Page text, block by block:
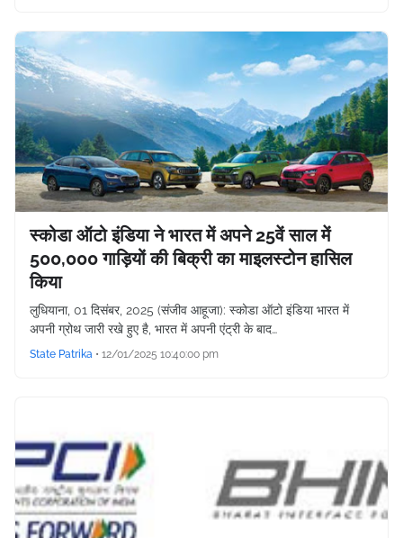
स्कोडा ऑटो इंडिया ने भारत में अपने 25वें साल में
500,000 गाड़ियों की बिक्री का माइलस्टोन हासिल
किया
लुधियाना, 01 दिसंबर, 2025 (संजीव आहूजा): स्कोडा ऑटो इंडिया भारत में
अपनी ग्रोथ जारी रखे हुए है, भारत में अपनी एंट्री के बाद…
State Patrika • 12/01/2025 10:40:00 pm